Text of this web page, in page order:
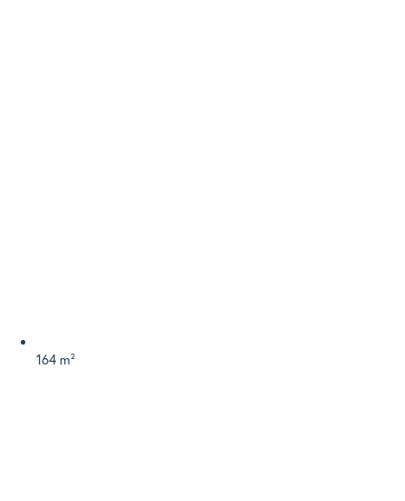
164 m²